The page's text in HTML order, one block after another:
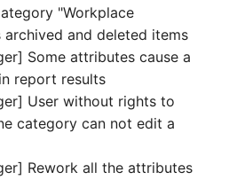
Faser/Ader
FC-Port
Formfaktor
Freigabe
Monitor
Netzbereich
Netzersatzanlage
"Workplace
and deleted items
Some attributes cause a
report results
User without rights to
category can not edit a
Rework all the attributes